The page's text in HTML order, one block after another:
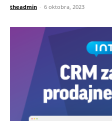
theadmin - 6 oktobra, 2023